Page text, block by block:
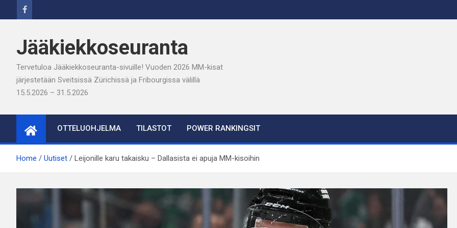
to
Jääkiekkoseuranta
Tervetuloa Jääkiekkoseuranta-sivuille! Vuoden 2026 MM-kisat
järjestetään Sveitsissä Zürichissä ja Fribourgissa välillä
15.5.2026 – 31.5.2026
OTTELUOHJELMA TILASTOT POWER RANKINGSIT
Home Uutiset Leijonille karu takaisku – Dallasista ei apuja MM-kisoihin